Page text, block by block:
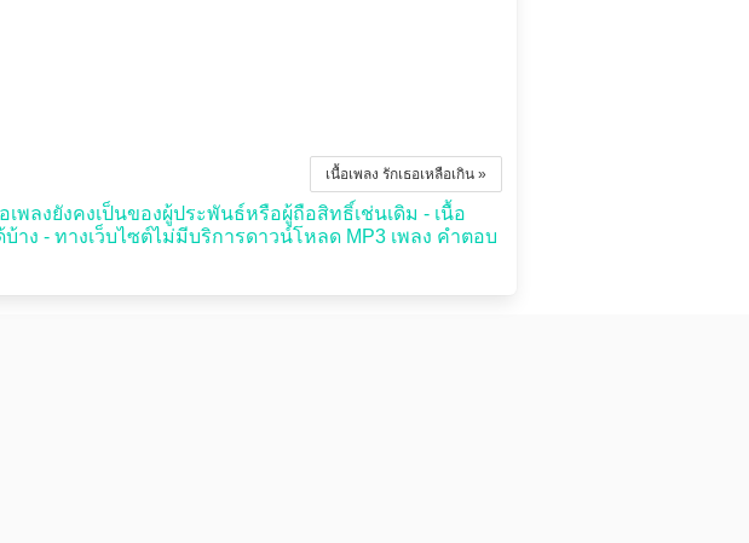
เนื้อเพลง รักเธอเหลือเกิน »
พลงยังคงเป็นของผู้ประพันธ์หรือผู้ถือสิทธิ์เช่นเดิม - เนื้อ
ง - ทางเว็บไซต์ไม่มีบริการดาวน์โหลด MP3 เพลง คำตอบ